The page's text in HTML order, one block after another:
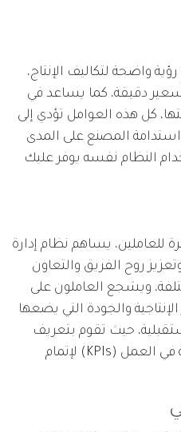
واضحة لتكاليف الإنتاج،
دقيقة، كما يساعد في
كل هذه العوامل تؤدي إلى
المصنع على المدى
النظام نفسه يوفر عليك
يساهم نظام إدارة
روح الفريق والتعاون
ويشجع العاملون على
والجودة التي يضعها
حيث تقوم بتعريف
الموظفين بالمعايير المطلوبة في العمل (KPIs) لإتمام